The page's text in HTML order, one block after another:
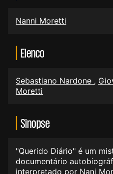
Nanni Moretti
Elenco
Sebastiano Nardone ,
Moretti
Sinopse
"Querido Diário" é um
documentário
interpretado por Nani